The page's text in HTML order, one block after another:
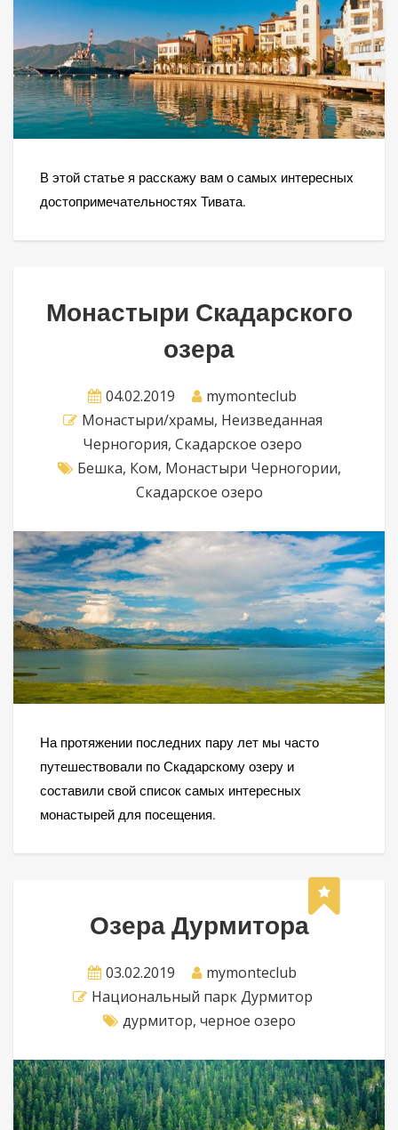
В этой статье я расскажу вам о самых интересных
достопримечательностях Тивата.
Монастыри Скадарского
озера
04.02.2019
mymonteclub
Монастыри/храмы, Неизведанная
Черногория, Скадарское озеро
Бешка, Ком, Монастыри Черногории,
Скадарское озеро
На протяжении последних пару лет мы часто
путешествовали по Скадарскому озеру и
составили свой список самых интересных
монастырей для посещения.
Озера Дурмитора
03.02.2019
mymonteclub
Национальный парк Дурмитор
дурмитор, черное озеро